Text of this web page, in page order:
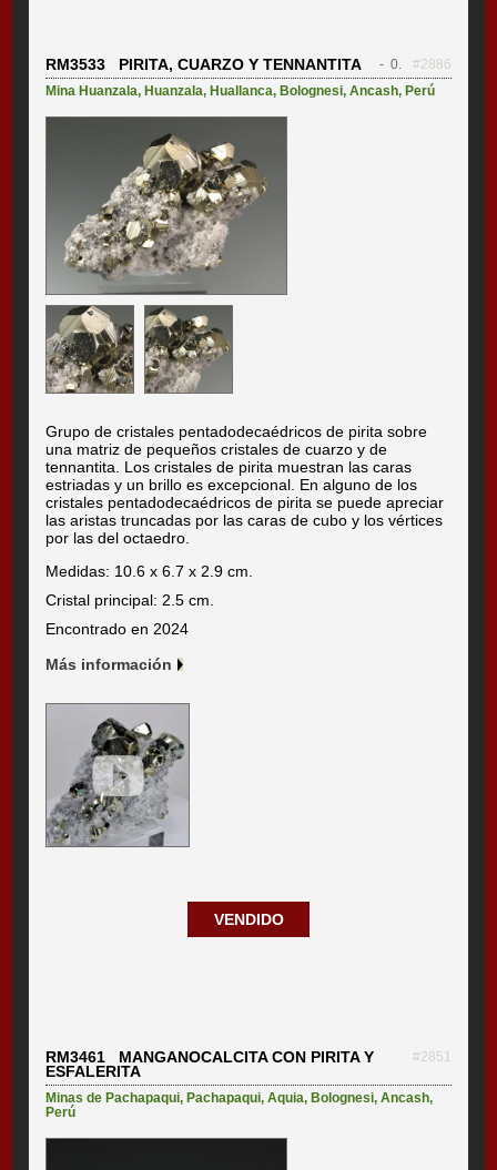
RM3533 PIRITA, CUARZO Y TENNANTITA - 0.
#2886
Mina Huanzala,Huanzala,Huallanca,Bolognesi,Ancash,Perú
Grupo de cristales pentadodecaédricos de pirita sobre
una matriz de pequeños cristales de cuarzo y de
tennantita. Los cristales de pirita muestran las caras
estriadas y un brillo es excepcional. En alguno de los
cristales pentadodecaédricos de pirita se puede apreciar
las aristas truncadas por las caras de cubo y los vértices
por las del octaedro.
Medidas: 10.6 x 6.7 x 2.9 cm.
Cristal principal: 2.5 cm.
Encontrado en 2024
Más información
VENDIDO
RM3461 MANGANOCALCITA CON PIRITA Y
ESFALERITA
#2851
Minas de Pachapaqui,Pachapaqui,Aquia,Bolognesi,Ancash,
Perú